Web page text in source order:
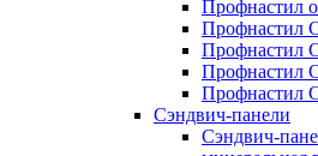
Профнастил
Профнастил
Профнастил
Профнастил
Профнастил
Сэндвич-панели
Сэндвич-